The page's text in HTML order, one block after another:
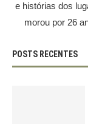
e histórias dos
morou por 26
POSTS RECENTES